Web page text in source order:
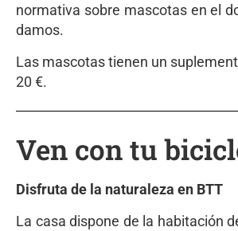
normativa sobre mascotas en el
damos.
Las mascotas tienen un
20 €.
Ven con tu
Disfruta de la naturaleza en BTT
La casa dispone de la habitación